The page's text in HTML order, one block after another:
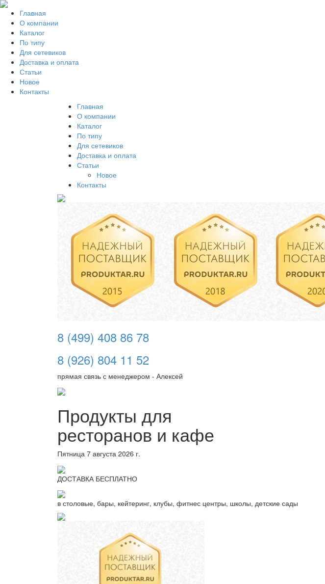
Главная
О компании
Каталог
По типу
Для сетевиков
Доставка и оплата
Статьи
Новое
Контакты
Главная
О компании
Каталог
По типу
Для сетевиков
Доставка и оплата
Статьи
Новое
Контакты
8 (499) 408 86 78
8 (926) 804 11 52
прямая связь с менеджером - Алексей
Продукты для
ресторанов и кафе
Пятница 7 августа 2026 г.
ДОСТАВКА БЕСПЛАТНО
в столовые, бары, кейтеринг, клубы, фитнес центры, школы, детские сады